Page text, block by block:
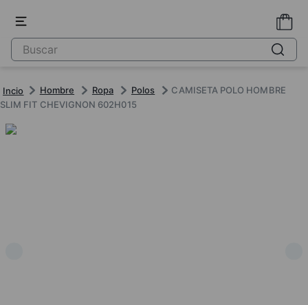
Hombre Ropa Polos
CAMISETA POLO HOMBRE
SLIM FIT CHEVIGNON 602H015